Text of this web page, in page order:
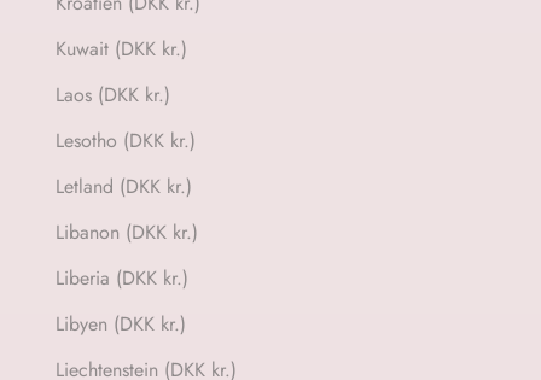
Kuwait (DKK kr.)
Laos (DKK kr.)
Lesotho (DKK kr.)
Letland (DKK kr.)
Libanon (DKK kr.)
Liberia (DKK kr.)
Libyen (DKK kr.)
Liechtenstein (DKK kr.)